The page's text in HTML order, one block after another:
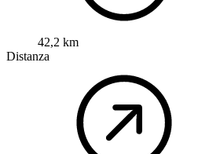
42,2 km
Distanza